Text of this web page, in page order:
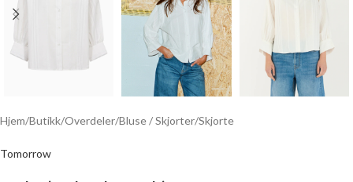
Hjem/Butikk/Overdeler/Bluse / Skjorter/Skjorte
Tomorrow